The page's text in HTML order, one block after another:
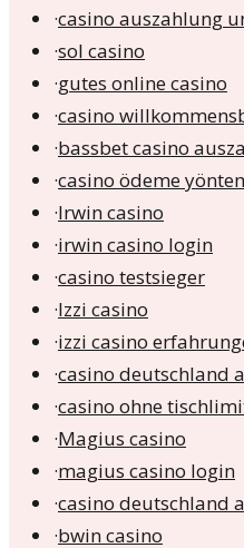
·casino auszahlung
·sol casino
·gutes online casino
·casino
·bassbet casino
·casino ödeme
·Irwin casino
·irwin casino login
·casino testsieger
·Izzi casino
·izzi casino
·casino deutschland
·casino ohne
·Magius casino
·magius casino login
·casino deutschland
·bwin casino